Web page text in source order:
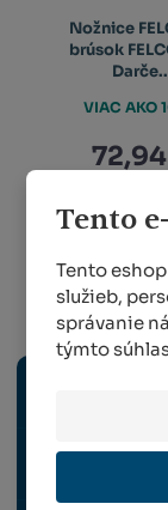
Tento
Tento
služieb,
správanie
týmto
Nožnice
brúsok
VIAC AKO
Ručné